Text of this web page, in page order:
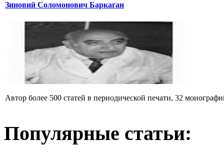
Зиновий Соломонович Баркаган
Автор более 500 статей в периодической печати, 32
Популярные статьи: